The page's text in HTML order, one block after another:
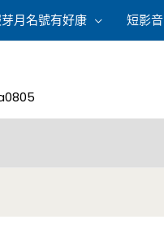
月名號有好康 短影音